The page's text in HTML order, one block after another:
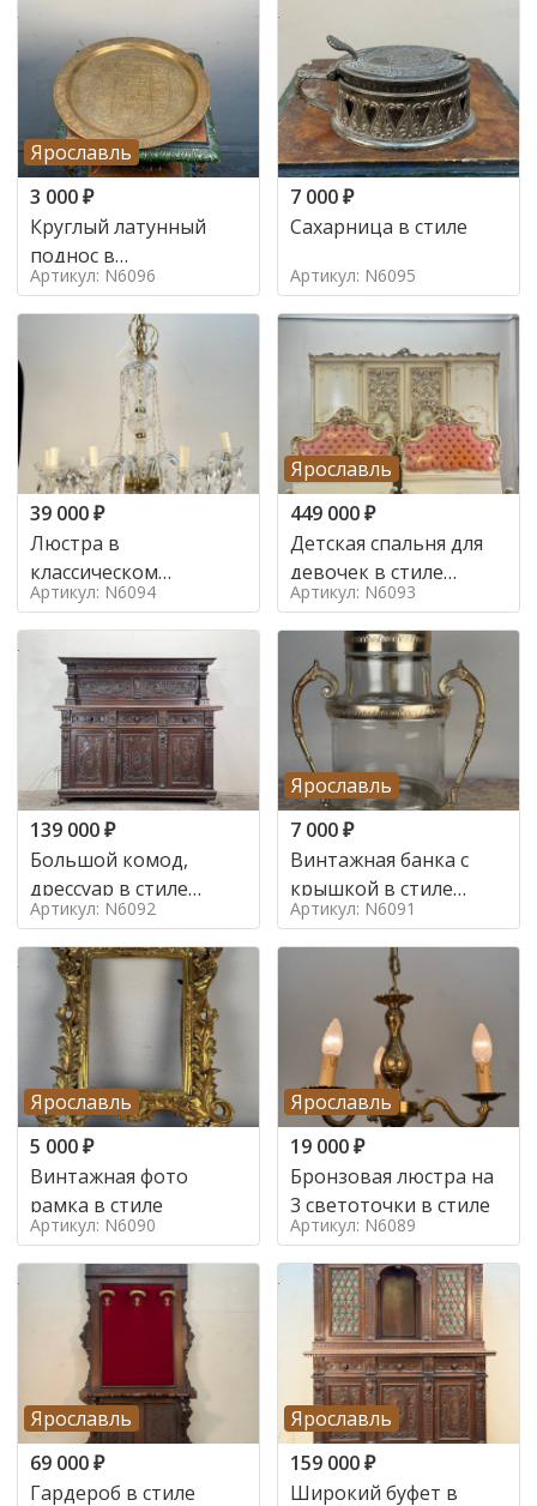
Ярославль
3 000₽
Круглый латунный
поднос в
марокканском стиле в
стиле
Артикул: N6096
7 000₽
Сахарница в стиле
Артикул: N6095
39 000₽
Люстра в
классическом
итальянском стиле на
10 ламп. в стиле
Артикул: N6094
Ярославль
449 000₽
Детская спальня для
девочек в стиле
итальянского барокко
в стиле
Артикул: N6093
139 000₽
Большой комод,
дрессуар в стиле
ренессанс,
Артикул: N6092
Ярославль
7 000₽
Винтажная банка с
крышкой в стиле
Италия,
Артикул: N6091
Ярославль
5 000₽
Винтажная фото
рамка в стиле
Артикул: N6090
Ярославль
19 000₽
Бронзовая люстра на
3 светоточки в стиле
Артикул: N6089
Ярославль
69 000₽
Гардероб в стиле
Ярославль
159 000₽
Широкий буфет в